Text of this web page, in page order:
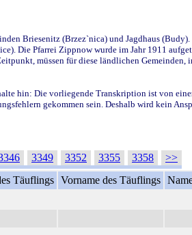
Briesenitz (Brzez`nica) und Jagdhaus
Die Pfarrei Zippnow wurde im Jahr 1911
müssen für diese ländlichen Gemeinden,
hin: Die vorliegende Transkription ist von
gekommen sein. Deshalb wird kein
3349 3352 3355 3358
>>
Täuflings Vorname des Täuflings